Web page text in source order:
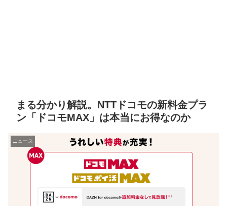
まる分かり解説。NTTドコモの新料金プラ
ン「ドコモMAX」は本当にお得なのか
ニュース